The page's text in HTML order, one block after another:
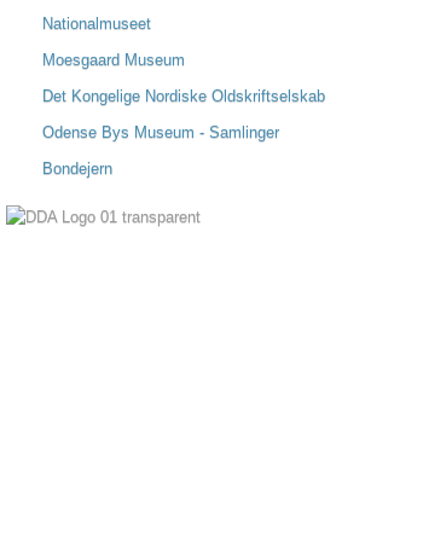
Nationalmuseet
Moesgaard Museum
Det Kongelige Nordiske Oldskriftselskab
Odense Bys Museum - Samlinger
Bondejern